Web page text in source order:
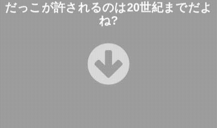
だっこが許されるのは20世紀までだよ
ね?